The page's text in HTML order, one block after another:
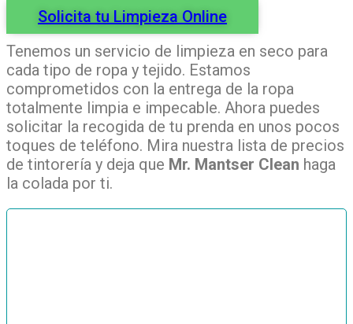
Solicita tu Limpieza Online
Tenemos un servicio de limpieza en seco para
cada tipo de ropa y tejido. Estamos
comprometidos con la entrega de la ropa
totalmente limpia e impecable. Ahora puedes
solicitar la recogida de tu prenda en unos pocos
toques de teléfono. Mira nuestra lista de precios
de tintorería y deja que Mr. Mantser Clean haga
la colada por ti.